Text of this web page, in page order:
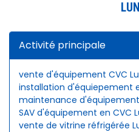
Activité principale
vente d'équipement CVC
installation d'équiepement
maintenance d'équipement
SAV d'équipement en CVC
vente de vitrine réfrigérée